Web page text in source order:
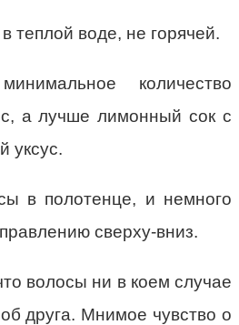
теплой воде, не горячей.
количество
а лучше лимонный сок с
уксус.
в полотенце, и немного
сверху-вниз.
волосы ни в коем случае
друга. Мнимое чувство о